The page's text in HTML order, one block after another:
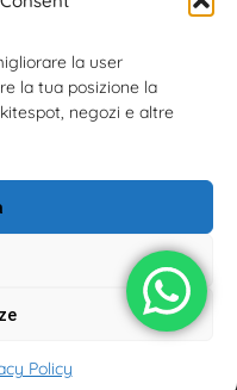
la user
la tua posizione la
negozi e altre
PolicyKitesurf Italiana